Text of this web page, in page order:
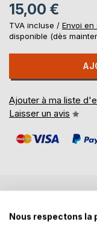
15,00 €
TVA incluse / Envoi en
disponible (dès
Ajouter à ma liste
Laisser un avis
Nous respectons la